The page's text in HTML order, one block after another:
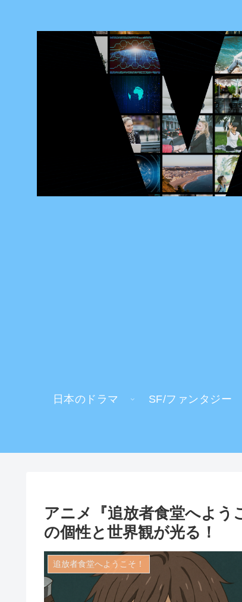
日本のドラマ SF/ファンタジー
アニメ『追放者食堂へよう
の個性と世界観が光る！
追放者食堂へようこそ！